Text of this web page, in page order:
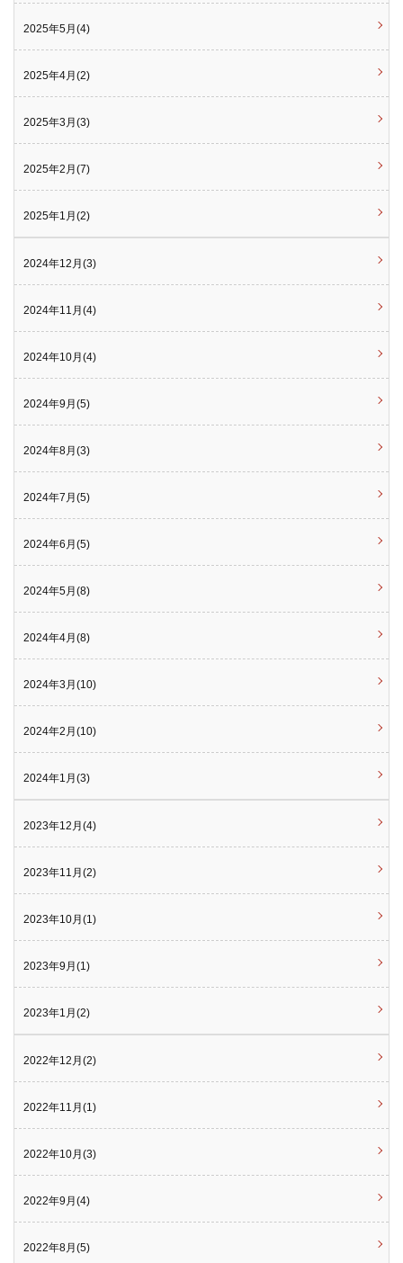
2025年5月(4)
2025年4月(2)
2025年3月(3)
2025年2月(7)
2025年1月(2)
2024年12月(3)
2024年11月(4)
2024年10月(4)
2024年9月(5)
2024年8月(3)
2024年7月(5)
2024年6月(5)
2024年5月(8)
2024年4月(8)
2024年3月(10)
2024年2月(10)
2024年1月(3)
2023年12月(4)
2023年11月(2)
2023年10月(1)
2023年9月(1)
2023年1月(2)
2022年12月(2)
2022年11月(1)
2022年10月(3)
2022年9月(4)
2022年8月(5)